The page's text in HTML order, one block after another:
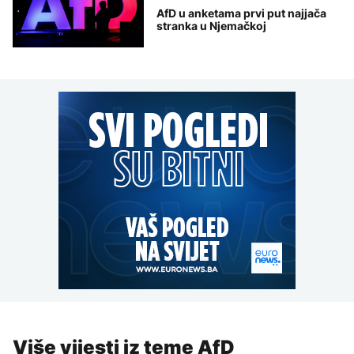
AfD u anketama prvi put najjača
stranka u Njemačkoj
Više vijesti iz teme AfD